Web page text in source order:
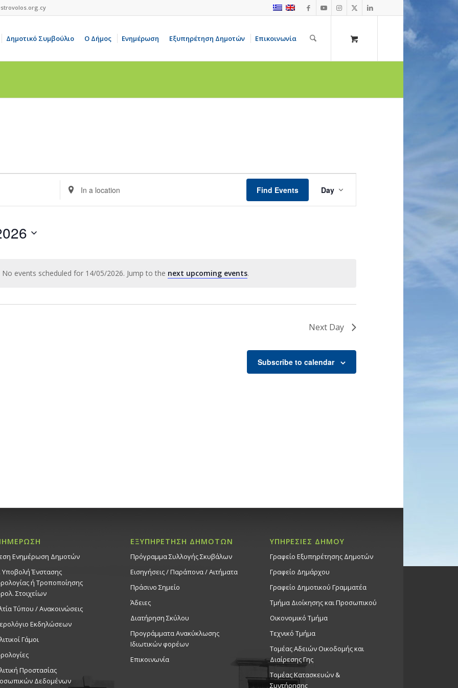
Δημοτικό Συμβούλιο Ο Δήμος Ενημέρωση Εξυπηρέτηση Δημοτών Επικοινωνία
Notice
No events scheduled for 14/05/2026. Jump to the next upcoming events.
Enter
Location.
Search
Find Events
Views
Day
Next Day
Subscribe to calendar
Ενημέρωση Δημοτών
Υποβολή Ένστασης
ή Τροποποίησης
Στοιχείων
Τύπου / Ανακοινώσεις
Εκδηλώσεων
Γάμοι
Προστασίας
Δεδομένων
ΕΞΥΠΗΡΕΤΗΣΗ ΔΗΜΟΤΩΝ
Πρόγραμμα Συλλογής Σκυβάλων
Εισηγήσεις / Παράπονα / Αιτήματα
Πράσινο Σημείο
Άδειες
Διατήρηση Σκύλου
Προγράμματα Ανακύκλωσης
Ιδιωτικών φορέων
Επικοινωνία
ΥΠΗΡΕΣΙΕΣ ΔΗΜΟΥ
Γραφείο Εξυπηρέτησης Δημοτών
Γραφείο Δημάρχου
Γραφείο Δημοτικού Γραμματέα
Τμήμα Διοίκησης και Προσωπικού
Οικονομικό Τμήμα
Τεχνικό Τμήμα
Τομέας Αδειών Οικοδομής και
Διαίρεσης Γης
Τομέας Κατασκευών &
Συντήρησης